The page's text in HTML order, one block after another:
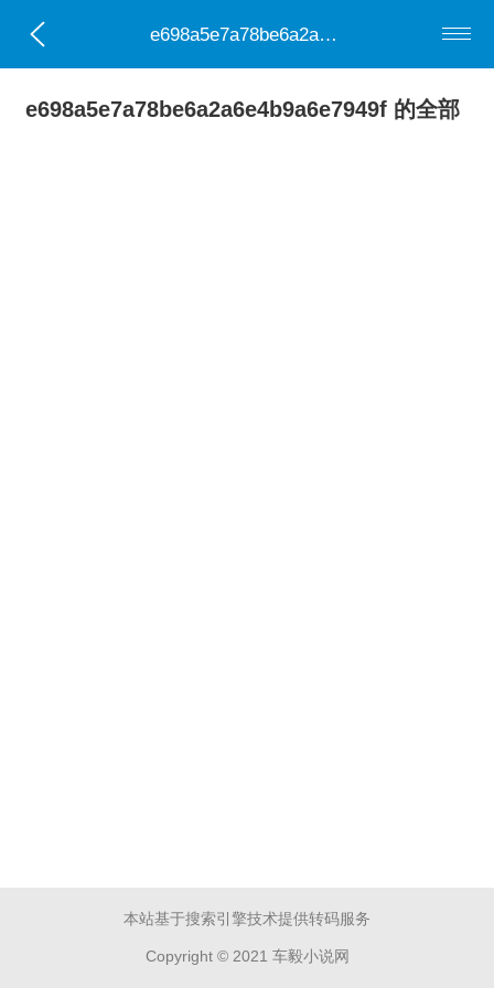
e698a5e7a78be6a2a6e4b9a6e7949f
e698a5e7a78be6a2a6e4b9a6e7949f 的全部
本站基于搜索引擎技术提供转码服务
Copyright © 2021 车毅小说网